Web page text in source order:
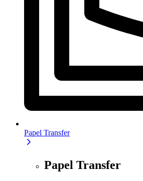
Papel Transfer
Papel Transfer